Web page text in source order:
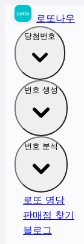
로또나우
당첨번호
번호 생성
번호 분석
로또 명당
판매점 찾기
블로그